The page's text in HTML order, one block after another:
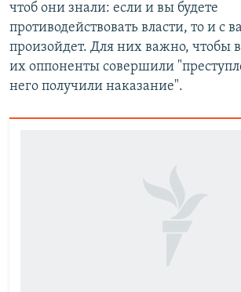
чтоб они знали: если и вы будете
противодействовать власти, то и с
произойдет. Для них важно, чтобы
их оппоненты совершили
него получили наказание".